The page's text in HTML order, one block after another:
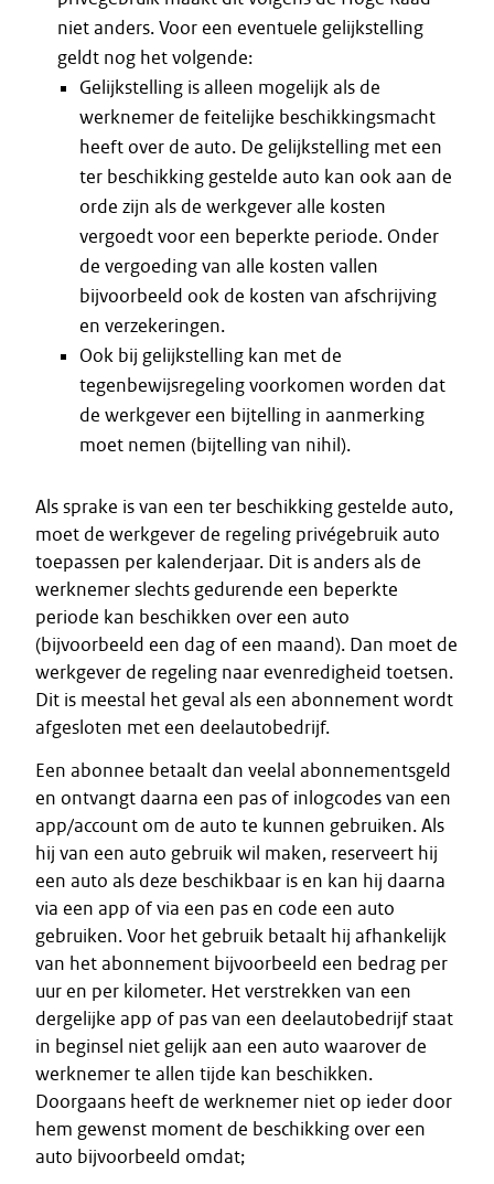
niet anders. Voor een eventuele gelijkstelling
geldt nog het volgende:
Gelijkstelling is alleen mogelijk als de
werknemer de feitelijke beschikkingsmacht
heeft over de auto. De gelijkstelling met een
ter beschikking gestelde auto kan ook aan de
orde zijn als de werkgever alle kosten
vergoedt voor een beperkte periode. Onder
de vergoeding van alle kosten vallen
bijvoorbeeld ook de kosten van afschrijving
en verzekeringen.
Ook bij gelijkstelling kan met de
tegenbewijsregeling voorkomen worden dat
de werkgever een bijtelling in aanmerking
moet nemen (bijtelling van nihil).
Als sprake is van een ter beschikking gestelde auto,
moet de werkgever de regeling privégebruik auto
toepassen per kalenderjaar. Dit is anders als de
werknemer slechts gedurende een beperkte
periode kan beschikken over een auto
(bijvoorbeeld een dag of een maand). Dan moet de
werkgever de regeling naar evenredigheid toetsen.
Dit is meestal het geval als een abonnement wordt
afgesloten met een deelautobedrijf.
Een abonnee betaalt dan veelal abonnementsgeld
en ontvangt daarna een pas of inlogcodes van een
app/account om de auto te kunnen gebruiken. Als
hij van een auto gebruik wil maken, reserveert hij
een auto als deze beschikbaar is en kan hij daarna
via een app of via een pas en code een auto
gebruiken. Voor het gebruik betaalt hij afhankelijk
van het abonnement bijvoorbeeld een bedrag per
uur en per kilometer. Het verstrekken van een
dergelijke app of pas van een deelautobedrijf staat
in beginsel niet gelijk aan een auto waarover de
werknemer te allen tijde kan beschikken.
Doorgaans heeft de werknemer niet op ieder door
hem gewenst moment de beschikking over een
auto bijvoorbeeld omdat;